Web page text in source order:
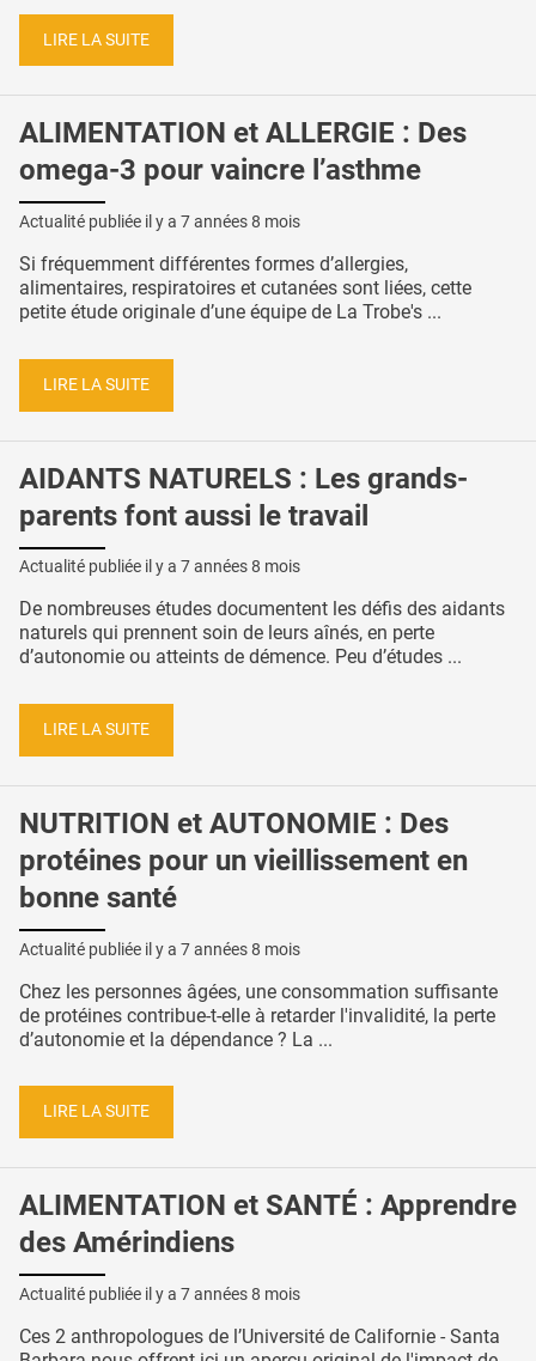
LIRE LA SUITE
ALIMENTATION et ALLERGIE : Des
omega-3 pour vaincre l’asthme
Actualité publiée il y a 7 années 8 mois
Si fréquemment différentes formes d’allergies,
alimentaires, respiratoires et cutanées sont liées, cette
petite étude originale d’une équipe de La Trobe's ...
LIRE LA SUITE
AIDANTS NATURELS : Les grands-
parents font aussi le travail
Actualité publiée il y a 7 années 8 mois
De nombreuses études documentent les défis des aidants
naturels qui prennent soin de leurs aînés, en perte
d’autonomie ou atteints de démence. Peu d’études ...
LIRE LA SUITE
NUTRITION et AUTONOMIE : Des
protéines pour un vieillissement en
bonne santé
Actualité publiée il y a 7 années 8 mois
Chez les personnes âgées, une consommation suffisante
de protéines contribue-t-elle à retarder l'invalidité, la perte
d’autonomie et la dépendance ? La ...
LIRE LA SUITE
ALIMENTATION et SANTÉ : Apprendre
des Amérindiens
Actualité publiée il y a 7 années 8 mois
Ces 2 anthropologues de l’Université de Californie - Santa